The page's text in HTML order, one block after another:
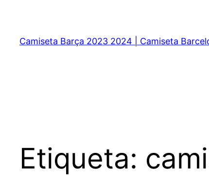
contenido
Camiseta Barça 2023 2024 | Camiseta
Etiqueta: